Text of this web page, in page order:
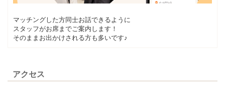
マッチングした方同士お話できるように
スタッフがお席までご案内します！
そのままお出かけされる方も多いです♪
アクセス